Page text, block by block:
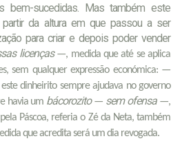
bem-sucedidas. Mas também este
partir da altura em que passou a ser
para criar e depois poder vender
licenças —, medida que até se aplica
sem qualquer expressão económica: —
dinheirito sempre ajudava no governo
havia um bácorozito — sem ofensa —,
Páscoa, referia o Zé da Neta, também
que acredita será um dia revogada.